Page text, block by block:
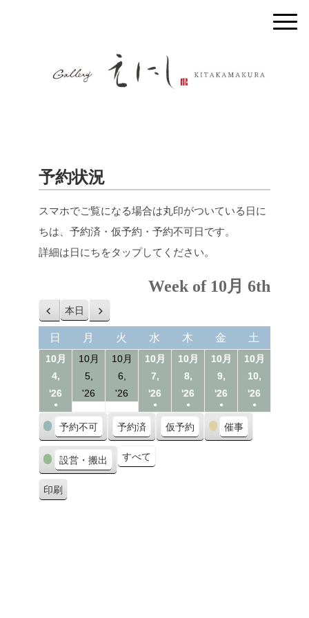
予約状況
スマホでご覧になる場合は丸印がついている日に
ちは、予約済・仮予約・予約不可日です。
詳細は日にちをタップしてください。
Week of 10月 6th
前
へ
本日
次
へ
日
曜
月
曜
火
曜
水
曜
木
曜
金
曜
土
曜
10月
4,
'26 04/10/2026
●
(1
event)
10月
5,
'26 05/10/2026
10月
6,
'26 06/10/2026
10月
7,
'26 07/10/2026
●
(1
event)
10月
8,
'26 08/10/2026
●
(1
event)
10月
9,
'26 09/10/2026
●
(1
event)
10月
10,
'26
●
カ
テ
ゴ
リ
ー
予約不可 予約済 仮予約 催事
設営・搬出 すべて
印刷